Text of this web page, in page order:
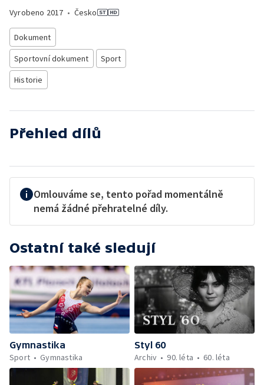
Vyrobeno 2017 • Česko
Dokument
Sportovní dokument
Sport
Historie
Přehled dílů
Omlouváme se, tento pořad momentálně
nemá žádné přehratelné díly.
Ostatní také sledují
Gymnastika
Sport
Gymnastika
Styl 60
Archiv
90. léta 60. léta